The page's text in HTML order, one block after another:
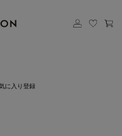
に入り登録